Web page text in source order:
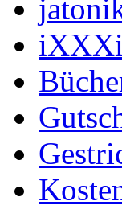
iXXXi